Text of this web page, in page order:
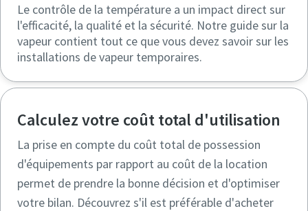
Le contrôle de la température a un impact direct sur
l'efficacité, la qualité et la sécurité. Notre guide sur la
vapeur contient tout ce que vous devez savoir sur les
installations de vapeur temporaires.
Calculez votre coût total d'utilisation
La prise en compte du coût total de possession
d'équipements par rapport au coût de la location
permet de prendre la bonne décision et d'optimiser
votre bilan. Découvrez s'il est préférable d'acheter